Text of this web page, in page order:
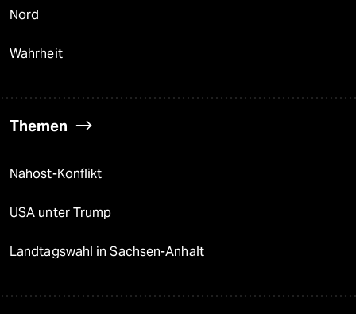
Nord
Wahrheit
Themen
Nahost-Konflikt
USA unter Trump
Landtagswahl in Sachsen-Anhalt